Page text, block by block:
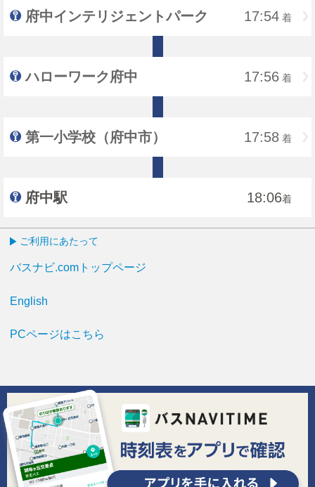
府中インテリジェントパーク 17:54 着
ハローワーク府中 17:56 着
第一小学校（府中市） 17:58 着
府中駅 18:06着
ご利用にあたって
バスナビ.comトップページ
English
PCページはこちら